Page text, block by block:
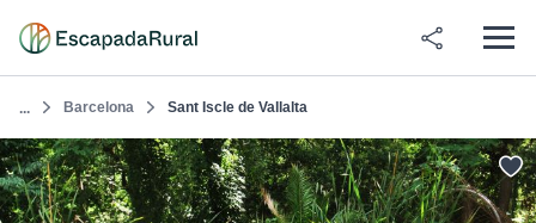
... Barcelona Sant Iscle de Vallalta